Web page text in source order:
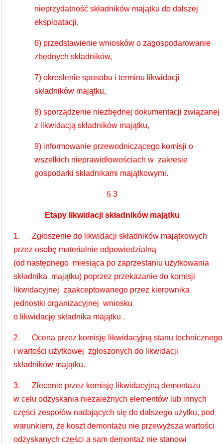
nieprzydatność składników majątku do dalszej
eksploatacji,
6) przedstawienie wniosków o zagospodarowanie
zbędnych składników,
7) określenie sposobu i terminu likwidacji
składników majątku,
8) sporządzenie niezbędnej dokumentacji związanej
z likwidacją składników majątku,
9) informowanie przewodniczącego komisji o
wszelkich nieprawidłowościach w zakresie
gospodarki składnikami majątkowymi.
§ 3
Etapy likwidacji składników majątku
1. Zgłoszenie do likwidacji składników majątkowych
przez osobę materialnie odpowiedzialną
(od następnego miesiąca po zaprzestaniu użytkowania
składnika majątku) poprzez przekazanie do komisji
likwidacyjnej zaakceptowanego przez kierownika
jednostki organizacyjnej wniosku
o likwidację składnika majątku .
2. Ocena przez komisję likwidacyjną stanu technicznego
i wartości użytkowej zgłoszonych do likwidacji
składników majątku.
3. Zlecenie przez komisję likwidacyjną demontażu
w celu odzyskania niezależnych elementów lub innych
części zespołów nadających się do dalszego użytku, pod
warunkiem, że koszt demontażu nie przewyższa wartości
odzyskanych części a sam demontaż nie stanowi